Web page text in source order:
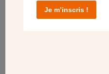
Je m’inscris !